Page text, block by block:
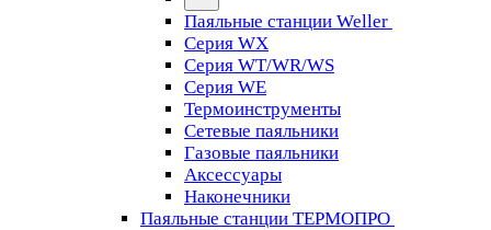
Паяльные станции Weller
Серия WX
Серия WT/WR/WS
Серия WE
Термоинструменты
Сетевые паяльники
Газовые паяльники
Аксессуары
Наконечники
Паяльные станции ТЕРМОПРО